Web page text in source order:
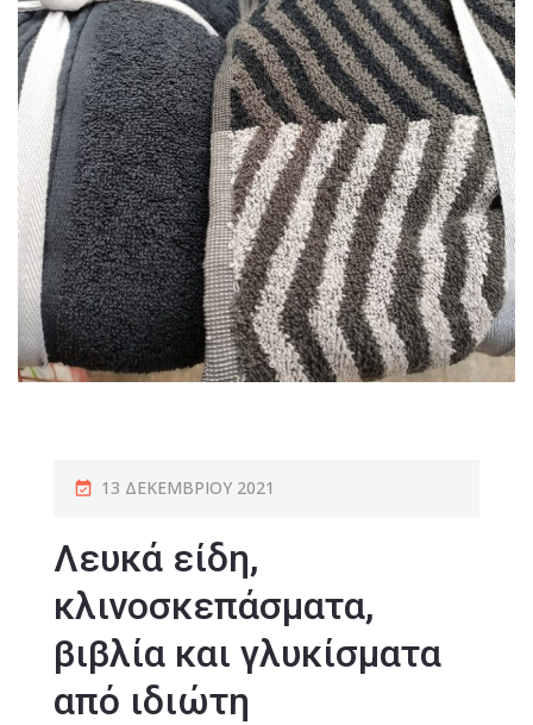
13 ΔΕΚΕΜΒΡΊΟΥ 2021
Λευκά είδη,
κλινοσκεπάσματα,
βιβλία και γλυκίσματα
από ιδιώτη